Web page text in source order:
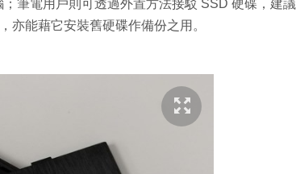
筆電用戶則可透過外置方法接駁 SSD 硬碟，建議
亦能藉它安裝舊硬碟作備份之用。